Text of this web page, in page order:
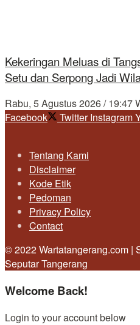
Kekeringan Meluas di
Setu dan Serpong Jadi
Rabu, 5 Agustus 2026 / 19:47
Facebook
Twitter Instagram
Tentang Kami
Disclaimer
Kode Etik
Pedoman
Privacy Policy
Contact
© 2022 Wartatangerang.com |
Seputar Tangerang
Welcome Back!
Login to your account below